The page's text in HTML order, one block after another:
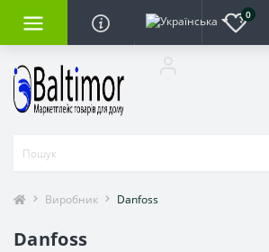
0
Виробник Danfoss
Danfoss